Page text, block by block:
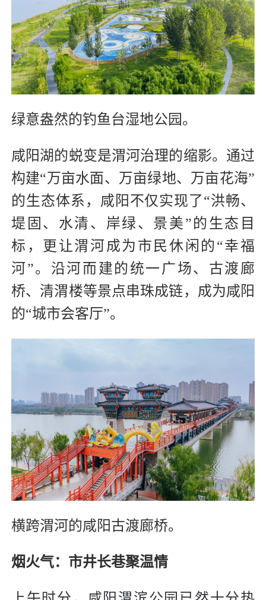
绿意盎然的钓鱼台湿地公园。
咸阳湖的蜕变是渭河治理的缩影。通过
构建“万亩水面、万亩绿地、万亩花海”
的生态体系，咸阳不仅实现了“洪畅、
堤固、水清、岸绿、景美”的生态目
标，更让渭河成为市民休闲的“幸福
河”。沿河而建的统一广场、古渡廊
桥、清渭楼等景点串珠成链，成为咸阳
的“城市会客厅”。
横跨渭河的咸阳古渡廊桥。
烟火气：市井长巷聚温情